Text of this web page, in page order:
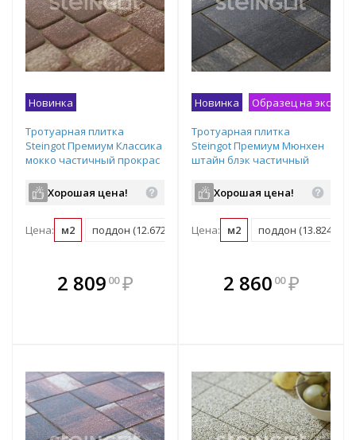
Новинка
Тротуарная плитка
Steingot Премиум Классика
мокко частичный прокрас
Хорошая цена!
Цена: м2 поддон (12.672 м2)
2 809 00 ₽
В комплекте
всегда выгоднее!
Новинка
Образец на
Тротуарная плитка
Steingot Премиум Мюнхен
штайн блэк частичный
480/360/240/120х60 мм
Хорошая цена!
Цена: м2 поддон (13.824 м2)
В комплекте
всегда выгоднее!
2 860 00 ₽